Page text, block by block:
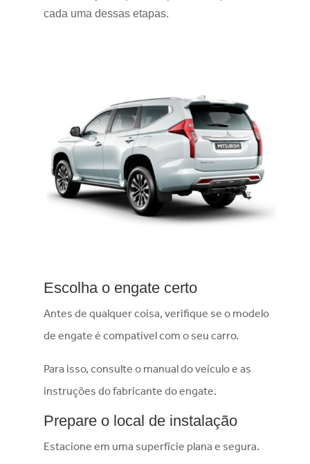
cada uma dessas etapas.
Escolha o engate certo
Antes de qualquer coisa, verifique se o modelo
de engate é compatível com o seu carro.
Para isso, consulte o manual do veículo e as
instruções do fabricante do engate.
Prepare o local de instalação
Estacione em uma superfície plana e segura.